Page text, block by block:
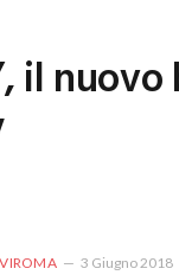
il
3 Giugno 2018